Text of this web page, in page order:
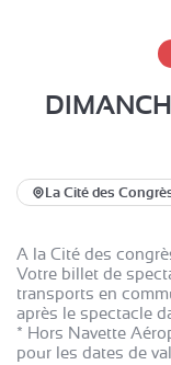
La Cité des
A la Cité des
Votre billet de
transports en
après le spectacle
* Hors Navette
pour les dates de